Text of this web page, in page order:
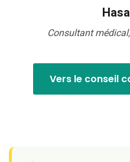
Consultant
Vers le conseil